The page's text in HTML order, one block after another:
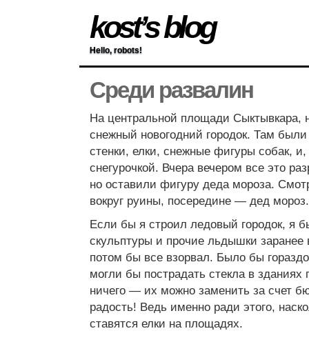
kost’s blog
Hello, robots!
Среди развалин
На центральной площади Сыктывкара,
снежный новогодний городок. Там
стенки, елки, снежные фигуры собак,
снегурочкой. Вчера вечером все это
но оставили фигуру деда мороза.
вокруг руины, посередине — дед мороз.
Если бы я строил ледовый городок, я
скульптуры и прочие льдышки заранее
потом бы все взорвал. Было бы
могли бы пострадать стекла в зданиях
ничего — их можно заменить за счет
радость! Ведь именно ради этого,
ставятся елки на площадях.